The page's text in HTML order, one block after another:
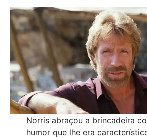
Norris abraçou a brincadeira
humor que lhe era